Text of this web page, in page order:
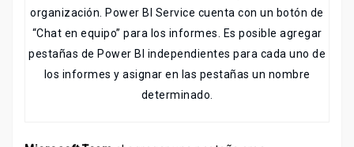
organización. Power BI Service cuenta con un botón de
“Chat en equipo” para los informes. Es posible agregar
pestañas de Power BI independientes para cada uno de
los informes y asignar en las pestañas un nombre
determinado.